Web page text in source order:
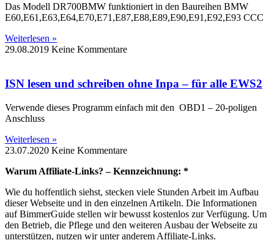
Das Modell DR700BMW funktioniert in den Baureihen BMW
E60,E61,E63,E64,E70,E71,E87,E88,E89,E90,E91,E92,E93 CCC
Weiterlesen »
29.08.2019 Keine Kommentare
ISN lesen und schreiben ohne Inpa – für alle EWS2
Verwende dieses Programm einfach mit den OBD1 – 20-poligen
Anschluss
Weiterlesen »
23.07.2020 Keine Kommentare
Warum Affiliate-Links? – Kennzeichnung: *
Wie du hoffentlich siehst, stecken viele Stunden Arbeit im Aufbau
dieser Webseite und in den einzelnen Artikeln. Die Informationen
auf BimmerGuide stellen wir bewusst kostenlos zur Verfügung. Um
den Betrieb, die Pflege und den weiteren Ausbau der Webseite zu
unterstützen, nutzen wir unter anderem Affiliate-Links.